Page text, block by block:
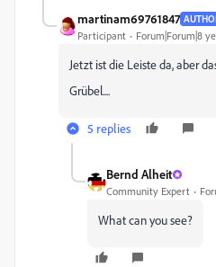
martinam69761847
Participant Forum|Forum|8
Jetzt ist die Leiste da, aber
Grübel....
5 replies
Bernd Alheit
Community Expert
What can you see?